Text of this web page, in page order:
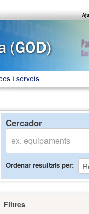
i serveis
Cercador
Ordenar resultats per
Filtres